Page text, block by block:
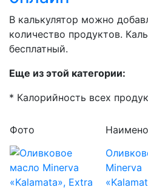
В калькулятор можно
количество продуктов.
бесплатный.
Еще из этой категории:
* Калорийность всех
Фото
Minerva